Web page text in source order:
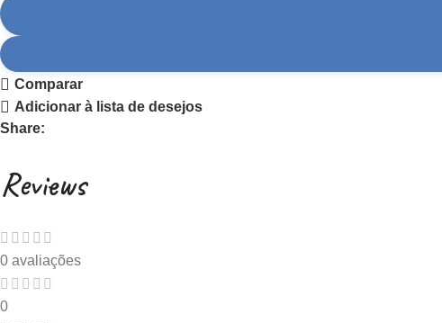
Comparar
Adicionar à lista de desejos
Share:
Reviews
0 avaliações
0